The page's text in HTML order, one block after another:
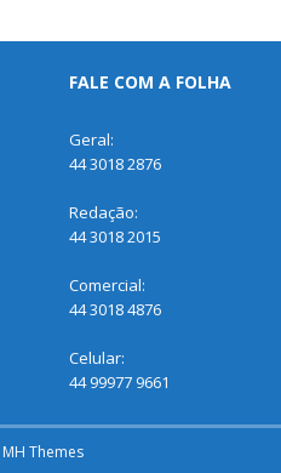
FALE COM A FOLHA
Geral:
44 3018 2876
Redação:
44 3018 2015
Comercial:
44 3018 4876
Celular:
44 99977 9661
MH Themes